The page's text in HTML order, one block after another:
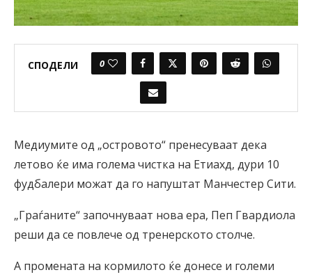
СПОДЕЛИ 0
Медиумите од „островото“ пренесуваат дека
летово ќе има голема чистка на Етиахд, дури 10
фудбалери можат да го напуштат Манчестер Сити.
„Граѓаните“ започнуваат нова ера, Пеп Гвардиола
реши да се повлече од тренерското столче.
А промената на кормилото ќе донесе и големи